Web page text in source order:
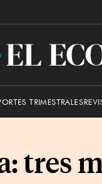
TRIMESTRALES
tres